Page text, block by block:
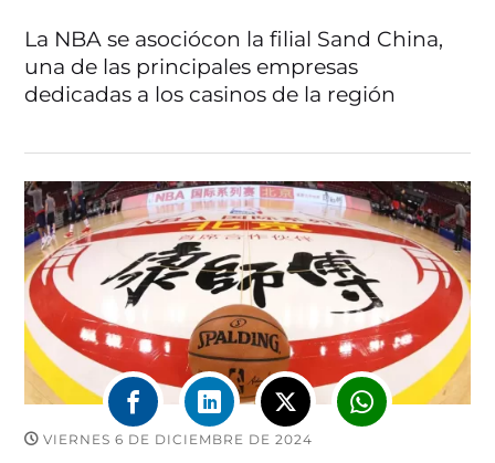
La NBA se asociócon la filial Sand China,
una de las principales empresas
dedicadas a los casinos de la región
VIERNES 6 DE DICIEMBRE DE 2024